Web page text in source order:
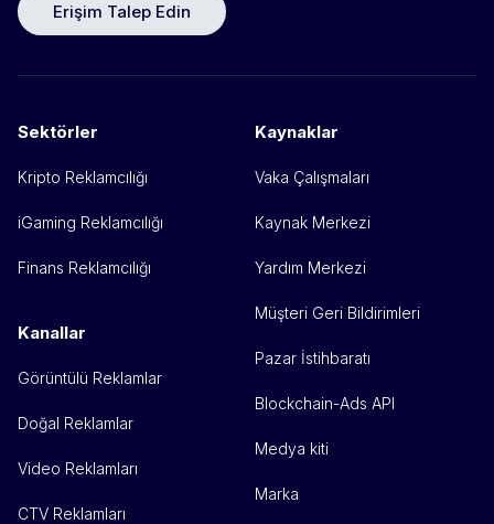
Erişim Talep Edin
Sektörler
Kripto Reklamcılığı
iGaming Reklamcılığı
Finans Reklamcılığı
Kanallar
Görüntülü Reklamlar
Doğal Reklamlar
Video Reklamları
CTV Reklamları
Kaynaklar
Vaka Çalışmaları
Kaynak Merkezi
Yardım Merkezi
Müşteri Geri Bildirimleri
Pazar İstihbaratı
Blockchain-Ads API
Medya kiti
Marka